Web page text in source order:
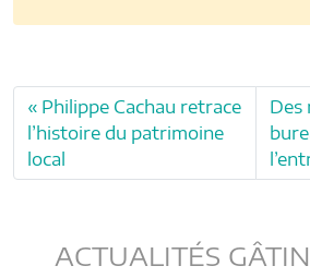
Philippe Cachau retrace
l’histoire du patrimoine
local
Des
ACTUALITÉS